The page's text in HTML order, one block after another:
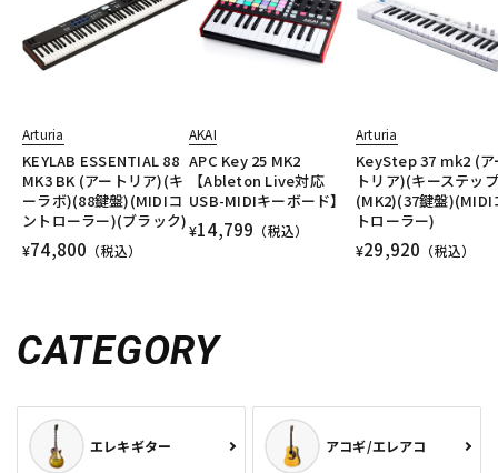
Arturia
KEYLAB ESSENTIAL 88
MK3 BK (アートリア)(キ
ーラボ)(88鍵盤)(MIDIコ
ントローラー)(ブラック)
¥74,800 （税込）
AKAI
APC Key 25 MK2
【Ableton Live対応
USB-MIDIキーボード】
¥14,799 （税込）
Arturia
KeyStep 37 mk2 (ア
トリア)(キーステッ
(MK2)(37鍵盤)(MIDI
トローラー)
¥29,920 （税込）
CATEGORY
エレキギター アコギ/エレアコ